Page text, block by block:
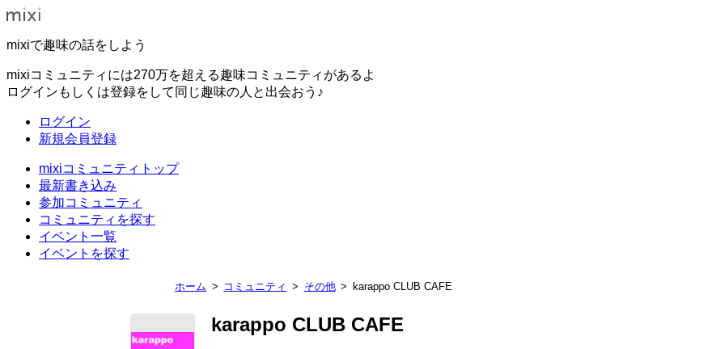
mixiで趣味の話をしよう
mixiコミュニティには270万を超える趣味コミュニティがあるよ
ログインもしくは登録をして同じ趣味の人と出会おう♪
ログイン
新規会員登録
mixiコミュニティトップ
最新書き込み
参加コミュニティ
コミュニティを探す
イベント一覧
イベントを探す
ホーム コミュニティ その他 karappo CLUB CAFE
karappo CLUB CAFE